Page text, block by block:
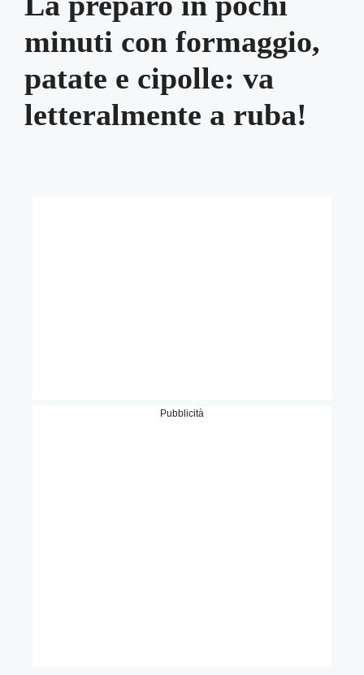
minuti con formaggio,
patate e cipolle: va
letteralmente a ruba!
Pubblicità